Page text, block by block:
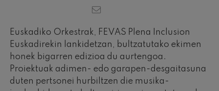
Euskadiko Orkestrak, FEVAS Plena Inclusion
Euskadirekin lankidetzan, bultzatutako ekimen
honek bigarren edizioa du aurtengoa.
Proiektuak adimen- edo garapen-desgaitasuna
duten pertsonei hurbiltzen die musika-